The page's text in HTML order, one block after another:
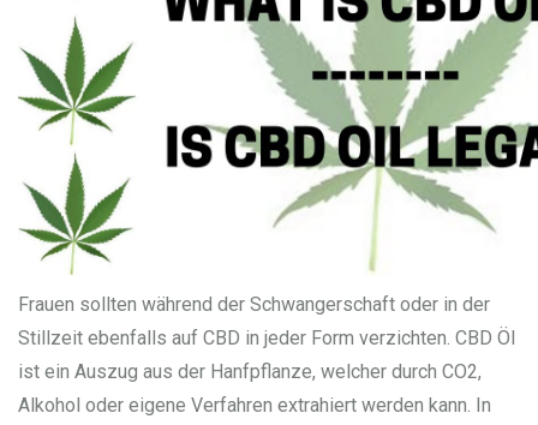
Frauen sollten während der Schwangerschaft oder in der
Stillzeit ebenfalls auf CBD in jeder Form verzichten. CBD Öl
ist ein Auszug aus der Hanfpflanze, welcher durch CO2,
Alkohol oder eigene Verfahren extrahiert werden kann. In